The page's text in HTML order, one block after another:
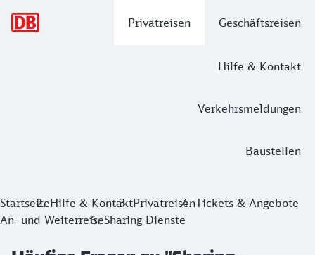
Privatreisen Geschäftsreisen
Hilfe & Kontakt
Verkehrsmeldungen
Baustellen
StartseiteHilfe & KontaktPrivatreisenTickets & Angebote
An- und WeiterreiseSharing-Dienste